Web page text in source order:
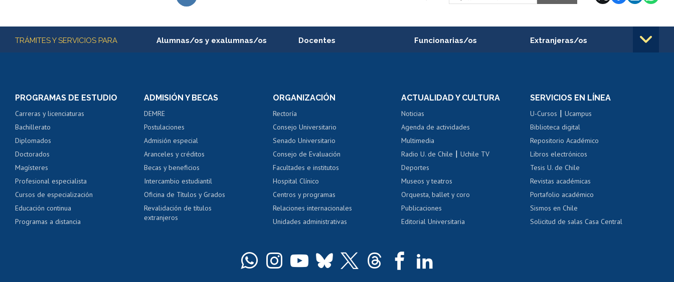
Más información
TRÁMITES Y SERVICIOS PARA Alumnas/os y exalumnas/os
Servicio médico y dental
Pago de arancel y crédito alumnos
Pago de arancel y crédito exalumnos
Certificado de títulos y grados
Docentes
Perfeccionamiento
Evaluación docente
Calificación académica
Postulación al AUCAI
Funcionarias/os
Portal de movilidad interna
Certificado de renta
Certificado de renta
Extranjeras/os
Cursos de español
Mi Uchile Ayuda tecnológica Tarjeta TUI Acoso laboral, sexual y violencia Denuncias administrativas
PROGRAMAS DE ESTUDIO
Carreras y licenciaturas
Bachillerato
Diplomados
Doctorados
Magísteres
Profesional especialista
Cursos de especialización
Educación continua
Programas a distancia
ADMISIÓN Y BECAS
DEMRE
Postulaciones
Admisión especial
Aranceles y créditos
Becas y beneficios
Intercambio estudiantil
Oficina de Títulos y Grados
Revalidación de títulos
extranjeros
ORGANIZACIÓN
Rectoría
Consejo Universitario
Senado Universitario
Consejo de Evaluación
Facultades e institutos
Hospital Clínico
Centros y programas
Relaciones internacionales
Unidades administrativas
ACTUALIDAD Y CULTURA
Noticias
Agenda de actividades
Multimedia
Radio U. de Chile |Uchile TV
Deportes
Museos y teatros
Orquesta, ballet y coro
Publicaciones
Editorial Universitaria
SERVICIOS EN LÍNEA
U-Cursos |Ucampus
Biblioteca digital
Repositorio Académico
Libros electrónicos
Tesis U. de Chile
Revistas académicas
Portafolio académico
Sismos en Chile
Solicitud de salas Casa Central